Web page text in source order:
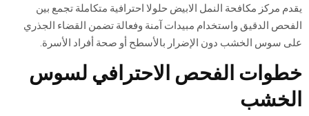
يقدم مركز مكافحة النمل الابيض حلولا احترافية متكاملة تجمع بين
الفحص الدقيق واستخدام مبيدات آمنة وفعالة تضمن القضاء الجذري
على سوس الخشب دون الإضرار بالأسطح أو صحة أفراد الأسرة.
خطوات الفحص الاحترافي لسوس
الخشب